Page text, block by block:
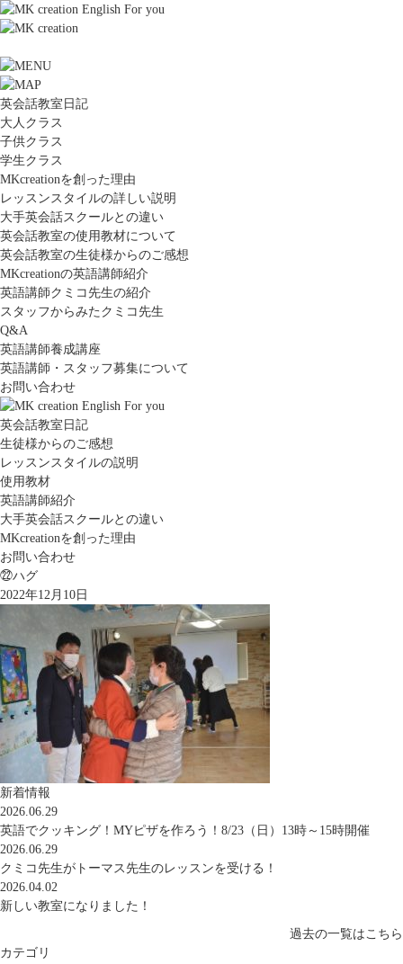
英会話教室日記
大人クラス
子供クラス
学生クラス
MKcreationを創った理由
レッスンスタイルの詳しい説明
大手英会話スクールとの違い
英会話教室の使用教材について
英会話教室の生徒様からのご感想
MKcreationの英語講師紹介
英語講師クミコ先生の紹介
スタッフからみたクミコ先生
Q&A
英語講師養成講座
英語講師・スタッフ募集について
お問い合わせ
英会話教室日記
生徒様からのご感想
レッスンスタイルの説明
使用教材
英語講師紹介
大手英会話スクールとの違い
MKcreationを創った理由
お問い合わせ
㉒ハグ
2022年12月10日
新着情報
2026.06.29
英語でクッキング！MYピザを作ろう！8/23（日）13時～15時開催
2026.06.29
クミコ先生がトーマス先生のレッスンを受ける！
2026.04.02
新しい教室になりました！
過去の一覧はこちら
カテゴリ